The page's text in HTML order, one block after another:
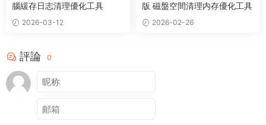
腦緩存日志清理優化工具
2026-03-12
版 磁盤空間清理内存優化工具
2026-02-26
評論 0